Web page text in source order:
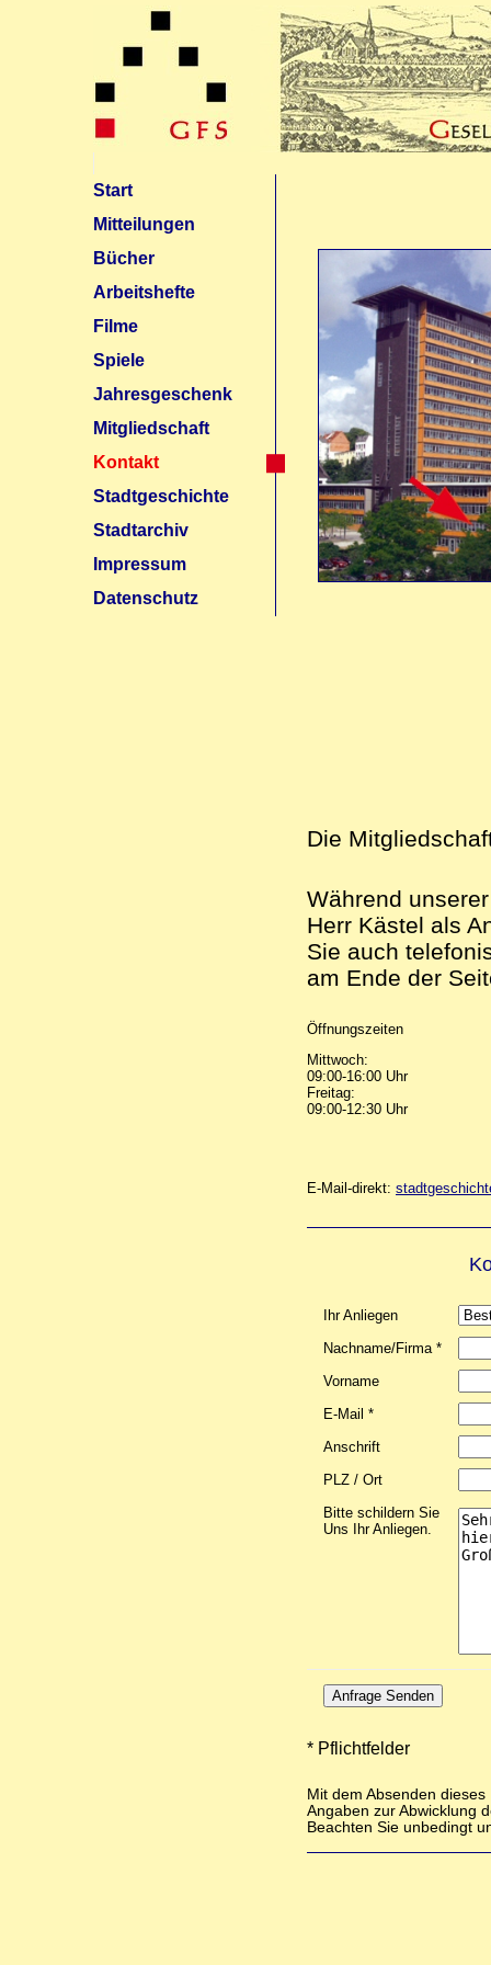
Start
Mitteilungen
Bücher
Arbeitshefte
Filme
Spiele
Jahresgeschenk
Mitgliedschaft
Kontakt
Stadtgeschichte
Stadtarchiv
Impressum
Datenschutz
Die
Während
Herr Kästel als
Sie auch
am Ende der
Öffnungszeiten
Mittwoch:
09:00-16:00 Uhr
Freitag:
09:00-12:30 Uhr
E-Mail-direkt:
Ihr Anliegen
Nachname/Firma *
Vorname
E-Mail *
Anschrift
PLZ / Ort
Bitte schildern Sie
Uns Ihr Anliegen.
Anfrage Senden
* Pflichtfelder
Mit dem Absenden
Angaben zur Abwicklung
Beachten Sie unbedingt